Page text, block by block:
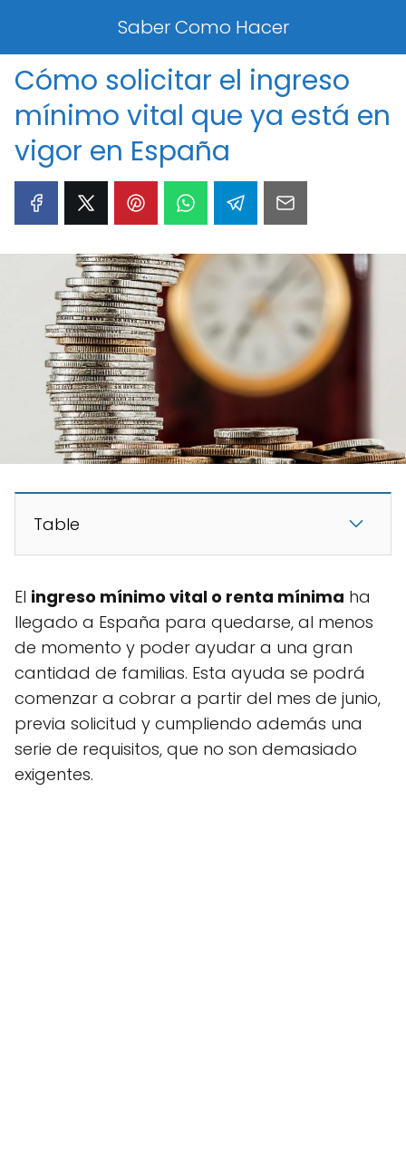
Saber Como Hacer
Cómo solicitar el ingreso
mínimo vital que ya está en
vigor en España
Table
El ingreso mínimo vital o renta mínima ha
llegado a España para quedarse, al menos
de momento y poder ayudar a una gran
cantidad de familias. Esta ayuda se podrá
comenzar a cobrar a partir del mes de junio,
previa solicitud y cumpliendo además una
serie de requisitos, que no son demasiado
exigentes.